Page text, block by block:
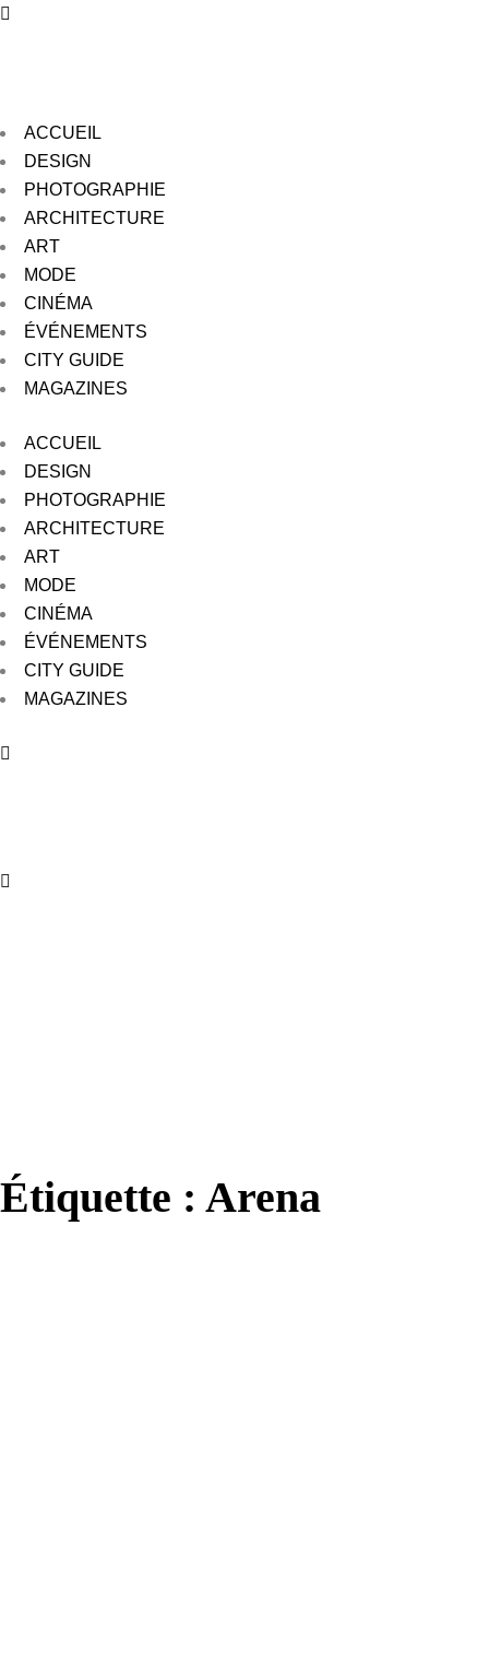
ACCUEIL
DESIGN
PHOTOGRAPHIE
ARCHITECTURE
ART
MODE
CINÉMA
ÉVÉNEMENTS
CITY GUIDE
MAGAZINES
ACCUEIL
DESIGN
PHOTOGRAPHIE
ARCHITECTURE
ART
MODE
CINÉMA
ÉVÉNEMENTS
CITY GUIDE
MAGAZINES
Étiquette : Arena